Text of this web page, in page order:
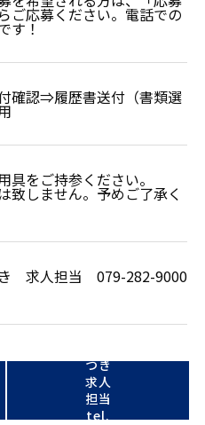
ご応募ください。電話での
す！
確認⇒履歴書送付（書類選
具をご持参ください。
致しません。予めご了承く
求人担当 079-282-9000
つき
求人
担当
tel.